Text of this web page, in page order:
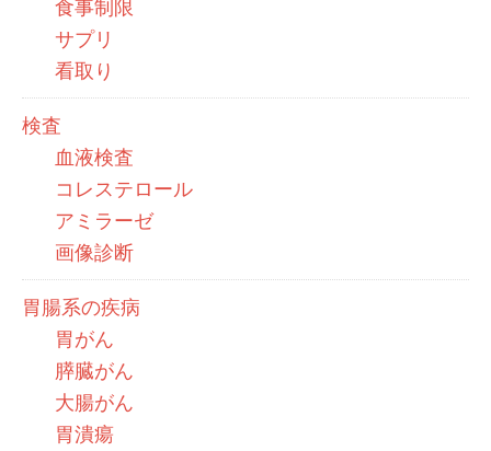
食事制限
サプリ
看取り
検査
血液検査
コレステロール
アミラーゼ
画像診断
胃腸系の疾病
胃がん
膵臓がん
大腸がん
胃潰瘍